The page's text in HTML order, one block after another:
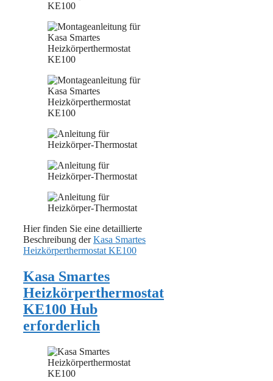
Hier finden Sie eine detaillierte
Beschreibung derKasa Smartes
Heizkörperthermostat KE100
Kasa Smartes
Heizkörperthermostat
KE100 Hub
erforderlich